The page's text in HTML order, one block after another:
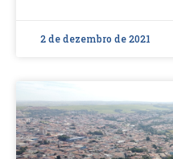
2 de dezembro de 2021